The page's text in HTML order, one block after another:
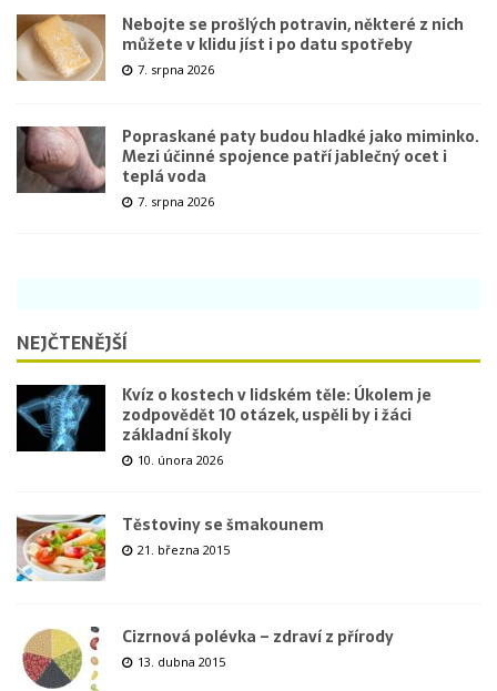
Nebojte se prošlých potravin, některé z nich
můžete v klidu jíst i po datu spotřeby
7. srpna 2026
Popraskané paty budou hladké jako miminko.
Mezi účinné spojence patří jablečný ocet i
teplá voda
7. srpna 2026
NEJČTENĚJŠÍ
Kvíz o kostech v lidském těle: Úkolem je
zodpovědět 10 otázek, uspěli by i žáci
základní školy
10. února 2026
Těstoviny se šmakounem
21. března 2015
Cizrnová polévka – zdraví z přírody
13. dubna 2015